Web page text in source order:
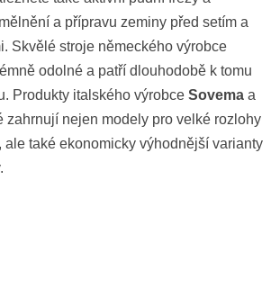
a přípravu zeminy před setím a
Skvělé stroje německého výrobce
odolné a patří dlouhodobě k tomu
Produkty italského výrobce Sovema a
zahrnují nejen modely pro velké rozlohy
ale také ekonomicky výhodnější varianty